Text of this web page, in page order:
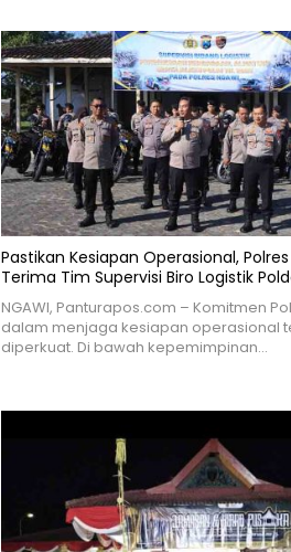
Pastikan Kesiapan Operasional,
Terima Tim Supervisi Biro Logistik
NGAWI, Panturapos.com – Komitmen
dalam menjaga kesiapan operasional
diperkuat. Di bawah kepemimpinan…